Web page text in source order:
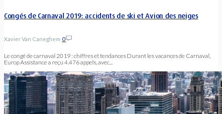
Congés de Carnaval 2019: accidents de ski et Avion des neiges
Xavier Van Caneghem 0
Le congé de carnaval 2019 : chiffres et tendances Durant les vacances de Carnaval,
Europ Assistance a reçu 4.476 appels, avec...